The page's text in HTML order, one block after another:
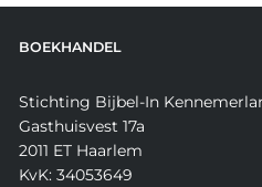
BOEKHANDEL
Stichting Bijbel-In
Gasthuisvest 17a
2011 ET Haarlem
KvK: 34053649